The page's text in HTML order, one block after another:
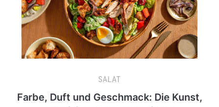
SALAT
Farbe, Duft und Geschmack: Die Kunst,